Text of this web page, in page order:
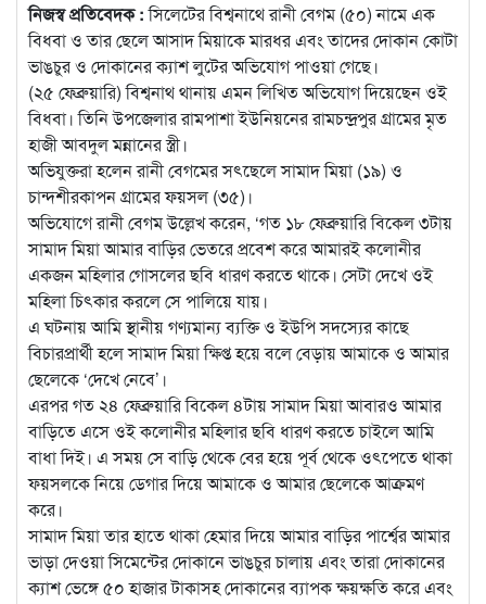
নিজস্ব প্রতিবেদক :সিলেটের বিশ্বনাথে রানী বেগম (৫০) নামে এক
বিধবা ও তার ছেলে আসাদ মিয়াকে মারধর এবং তাদের দোকান কোটা
ভাঙচুর ও দোকানের ক্যাশ লুটের অভিযোগ পাওয়া গেছে।
(২৫ ফেব্রুয়ারি) বিশ্বনাথ থানায় এমন লিখিত অভিযোগ দিয়েছেন ওই
বিধবা। তিনি উপজেলার রামপাশা ইউনিয়নের রামচন্দ্রপুর গ্রামের মৃত
হাজী আবদুল মন্নানের স্ত্রী।
অভিযুক্তরা হলেন রানী বেগমের সৎছেলে সামাদ মিয়া (১৯) ও
চান্দশীরকাপন গ্রামের ফয়সল (৩৫)।
অভিযোগে রানী বেগম উল্লেখ করেন, ‘গত ১৮ ফেব্রুয়ারি বিকেল ৩টায়
সামাদ মিয়া আমার বাড়ির ভেতরে প্রবেশ করে আমারই কলোনীর
একজন মহিলার গোসলের ছবি ধারণ করতে থাকে। সেটা দেখে ওই
মহিলা চিৎকার করলে সে পালিয়ে যায়।
এ ঘটনায় আমি স্থানীয় গণ্যমান্য ব্যক্তি ও ইউপি সদস্যের কাছে
বিচারপ্রার্থী হলে সামাদ মিয়া ক্ষিপ্ত হয়ে বলে বেড়ায় আমাকে ও আমার
ছেলেকে ‘দেখে নেবে’।
এরপর গত ২৪ ফেব্রুয়ারি বিকেল ৪টায় সামাদ মিয়া আবারও আমার
বাড়িতে এসে ওই কলোনীর মহিলার ছবি ধারণ করতে চাইলে আমি
বাধা দিই। এ সময় সে বাড়ি থেকে বের হয়ে পূর্ব থেকে ওৎপেতে থাকা
ফয়সলকে নিয়ে ডেগার দিয়ে আমাকে ও আমার ছেলেকে আক্রমণ
করে।
সামাদ মিয়া তার হাতে থাকা হেমার দিয়ে আমার বাড়ির পার্শ্বের আমার
ভাড়া দেওয়া সিমেন্টের দোকানে ভাঙচুর চালায় এবং তারা দোকানের
ক্যাশ ভেঙ্গে ৫০ হাজার টাকাসহ দোকানের ব্যাপক ক্ষয়ক্ষতি করে এবং